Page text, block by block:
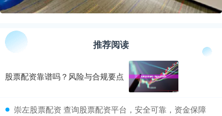
推荐阅读
股票配资靠谱吗？风险与合规要点
​崇左股票配资 查询股票配资平台，安全可靠，资金保障